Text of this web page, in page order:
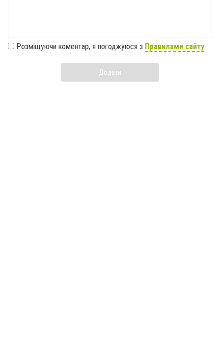
Розміщуючи коментар, я погоджуюся з Правилами сайту
Додати